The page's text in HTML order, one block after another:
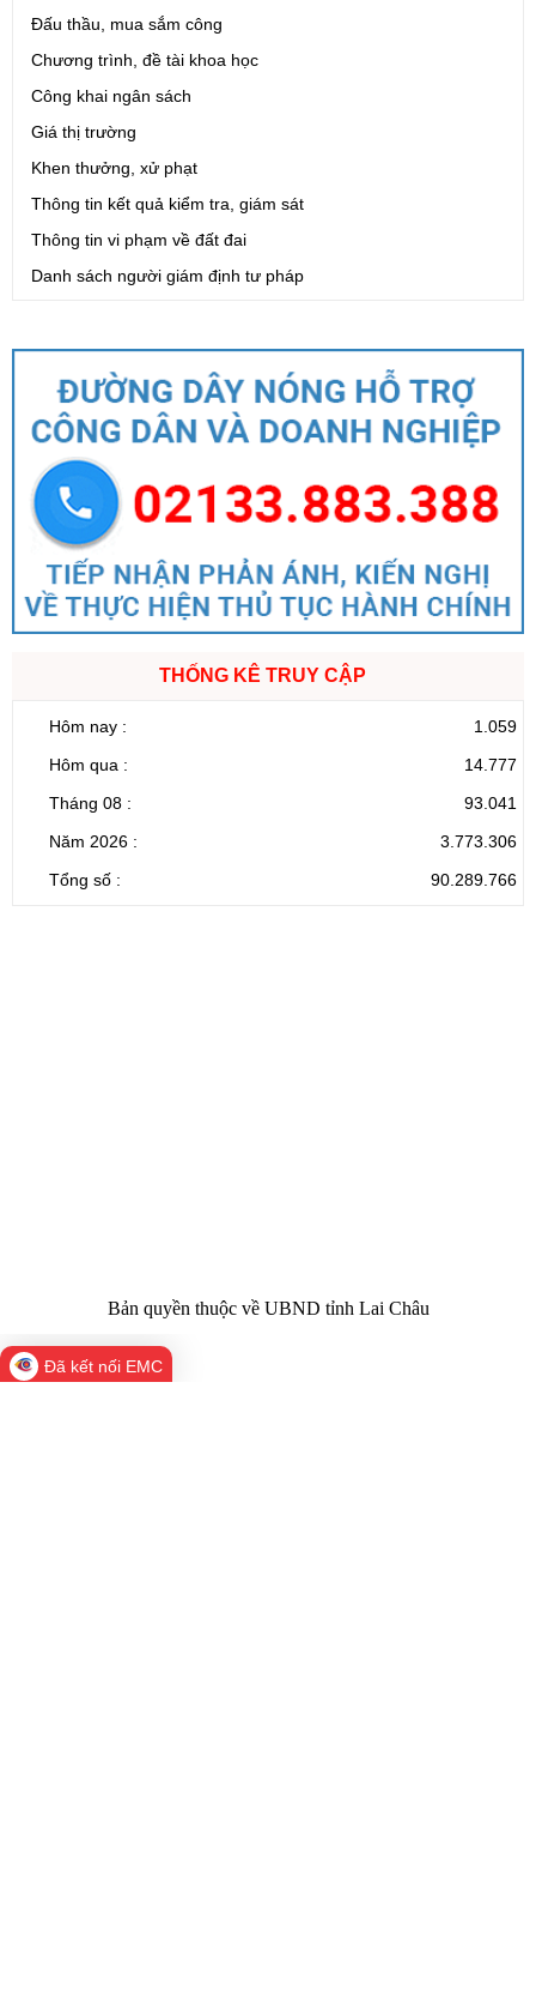
Đấu thầu, mua sắm công
Chương trình, đề tài khoa học
Công khai ngân sách
Giá thị trường
Khen thưởng, xử phạt
Thông tin kết quả kiểm tra, giám sát
Thông tin vi phạm về đất đai
Danh sách người giám định tư pháp
THỐNG KÊ TRUY CẬP
Hôm nay :
1.059
Hôm qua :
14.777
Tháng 08 :
93.041
Năm 2026 :
3.773.306
Tổng số :
90.289.766
Bản quyền thuộc về UBND tỉnh Lai Châu
Đã kết nối EMC